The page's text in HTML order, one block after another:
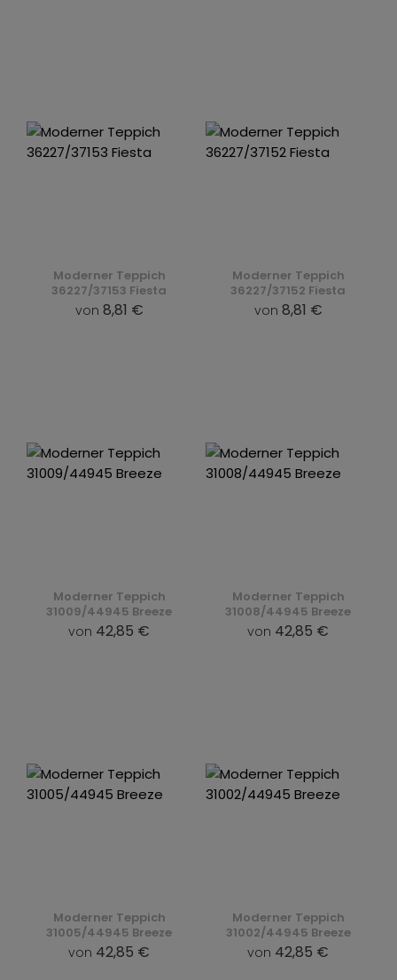
Moderner Teppich
36227/37153 Fiesta
von 8,81 €
Moderner Teppich
36227/37152 Fiesta
von 8,81 €
Moderner Teppich
31009/44945 Breeze
von 42,85 €
Moderner Teppich
31008/44945 Breeze
von 42,85 €
Moderner Teppich
31005/44945 Breeze
von 42,85 €
Moderner Teppich
31002/44945 Breeze
von 42,85 €